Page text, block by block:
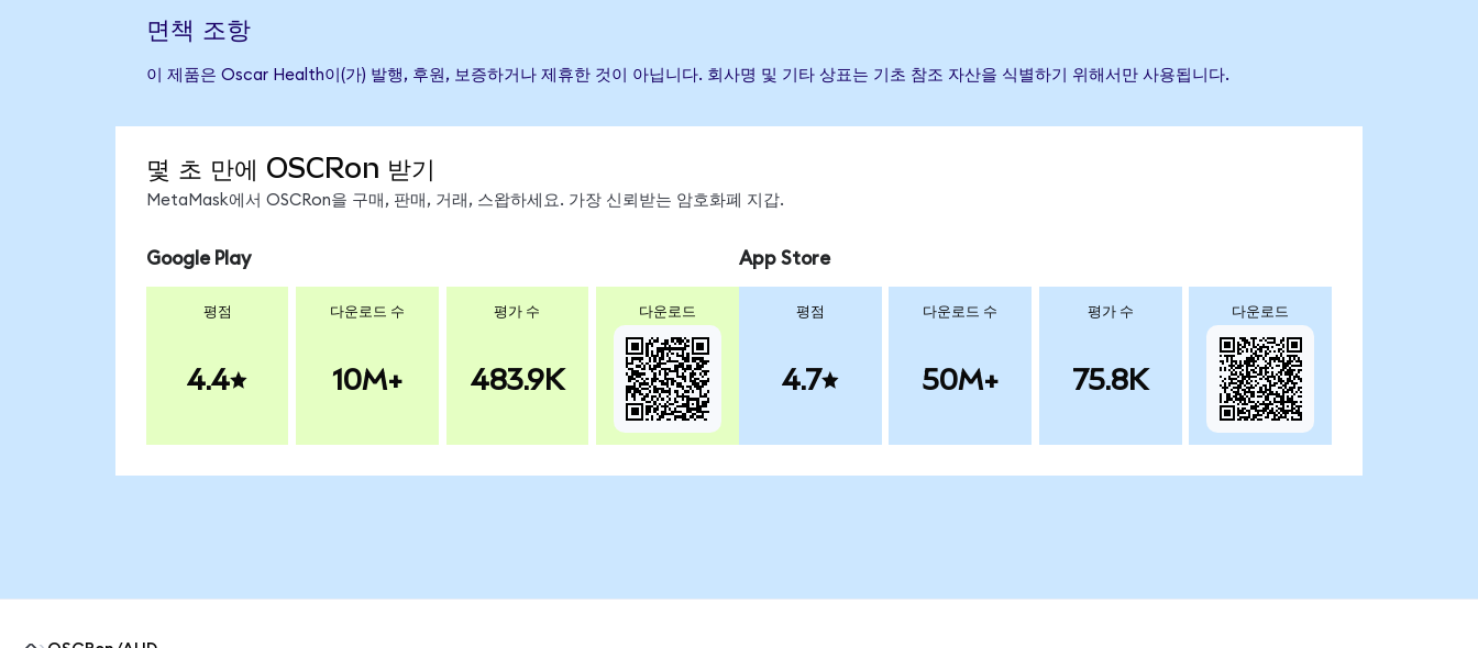
면책 조항
이 제품은 Oscar Health이(가) 발행, 후원, 보증하거나 제휴한 것이 아닙니다. 회사명 및 기타 상표는 기초 참조 자산을 식별하기 위해서만 사용됩니다.
몇 초 만에 OSCRon 받기
MetaMask에서 OSCRon을 구매, 판매, 거래, 스왑하세요. 가장 신뢰받는 암호화폐 지갑.
Google Play
평점
4.4
다운로드 수
10M+
평가 수
483.9K
다운로드
App Store
평점
4.7
다운로드 수
50M+
평가 수
75.8K
다운로드